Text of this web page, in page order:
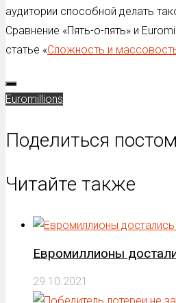
аудитории способной делать
Сравнение «Пять-о-пять» и
статье «Сложность и
Euromillions
Поделиться постом
Читайте также
Евромиллионы
29.10.2021